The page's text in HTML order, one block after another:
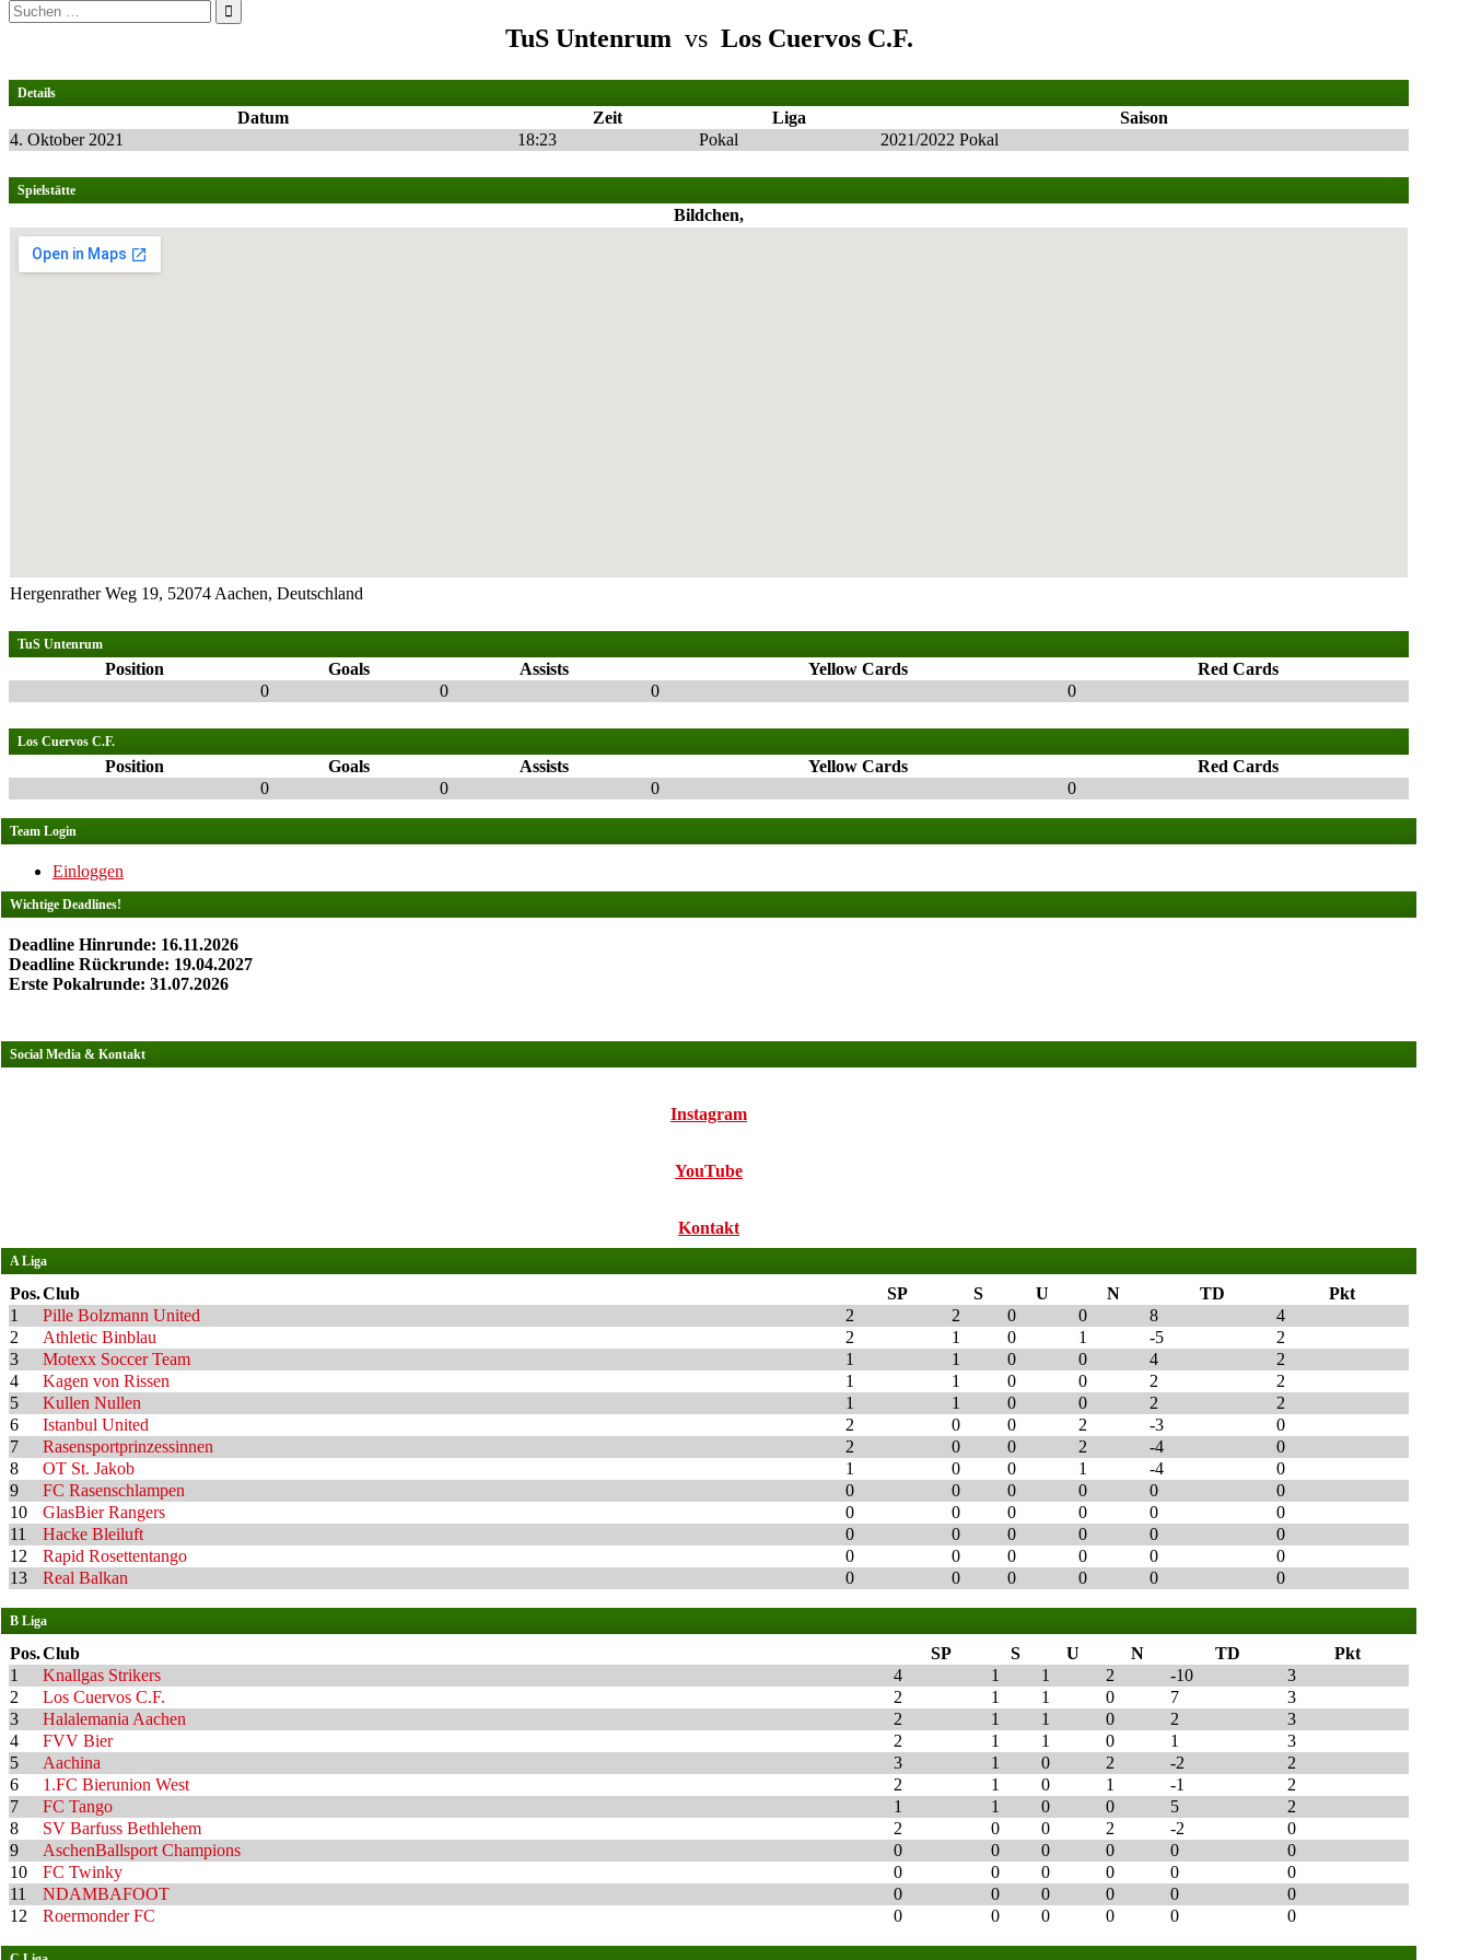
Suchen
nach:
TuS Untenrum vs Los Cuervos C.F.
Details
Datum Zeit Liga
Saison
4. Oktober 2021
18:23 Pokal 2021/2022 Pokal
Spielstätte
Bildchen,
Hergenrather Weg 19, 52074 Aachen, Deutschland
TuS Untenrum
Position Goals Assists Yellow Cards
Red Cards
0
0 0 0
Los Cuervos C.F.
Position Goals Assists Yellow Cards
Red Cards
0
0 0 0
Team Login
Einloggen
Wichtige Deadlines!
Deadline Hinrunde: 16.11.2026
Deadline Rückrunde: 19.04.2027
Erste Pokalrunde: 31.07.2026
Social Media & Kontakt
Instagram
YouTube
Kontakt
A Liga
Pos.Club SP S U N TD
Pkt
1
Pille Bolzmann United 2 2 0 0 8
4
2
Athletic Binblau 2 1 0 1 -5
2
3
Motexx Soccer Team 1 1 0 0 4
2
4
Kagen von Rissen 1 1 0 0 2
2
5
Kullen Nullen 1 1 0 0 2
2
6
Istanbul United 2 0 0 2 -3
0
7
Rasensportprinzessinnen 2 0 0 2 -4
0
8
OT St. Jakob 1 0 0 1 -4
0
9
FC Rasenschlampen 0 0 0 0 0
0
10
GlasBier Rangers 0 0 0 0 0
0
11
Hacke Bleiluft 0 0 0 0 0
0
12
Rapid Rosettentango 0 0 0 0 0
0
13
Real Balkan 0 0 0 0 0 0
B Liga
Pos.Club SP S U N TD
Pkt
1
Knallgas Strikers 4 1 1 2 -10
3
2
Los Cuervos C.F. 2 1 1 0 7
3
3
Halalemania Aachen 2 1 1 0 2
3
4
FVV Bier 2 1 1 0 1
3
5
Aachina 3 1 0 2 -2
2
6
1.FC Bierunion West 2 1 0 1 -1
2
7
FC Tango 1 1 0 0 5
2
8
SV Barfuss Bethlehem 2 0 0 2 -2
0
9
AschenBallsport Champions 0 0 0 0 0
0
10
FC Twinky 0 0 0 0 0
0
11
NDAMBAFOOT 0 0 0 0 0
0
12
Roermonder FC 0 0 0 0 0 0